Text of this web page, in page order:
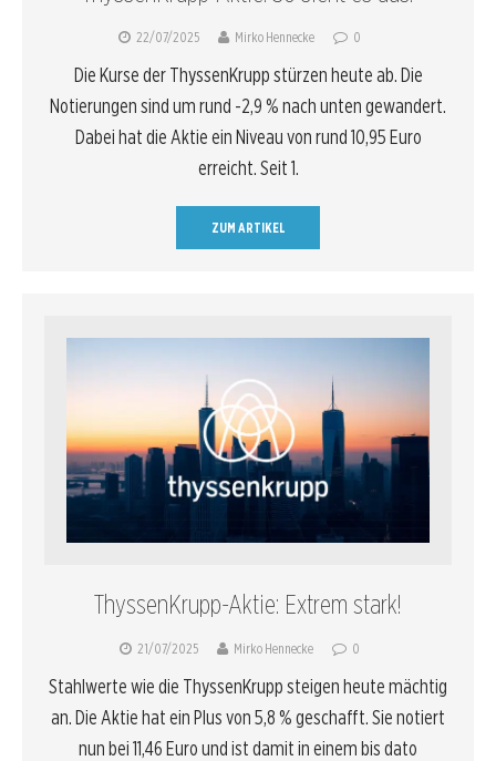
22/07/2025 Mirko Hennecke 0
Die Kurse der ThyssenKrupp stürzen heute ab. Die
Notierungen sind um rund -2,9 % nach unten gewandert.
Dabei hat die Aktie ein Niveau von rund 10,95 Euro
erreicht. Seit 1.
ZUM ARTIKEL
ThyssenKrupp-Aktie: Extrem stark!
21/07/2025 Mirko Hennecke 0
Stahlwerte wie die ThyssenKrupp steigen heute mächtig
an. Die Aktie hat ein Plus von 5,8 % geschafft. Sie notiert
nun bei 11,46 Euro und ist damit in einem bis dato